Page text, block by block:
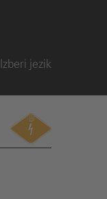
Izberi jezik